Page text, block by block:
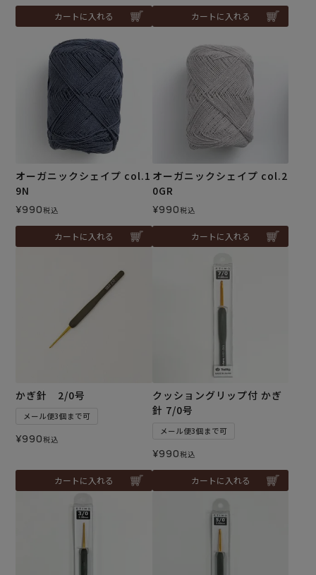
カートに入れる カートに入れる
オーガニックシェイプ col.1
9N
¥990税込
カートに入れる
オーガニックシェイプ col.2
0GR
¥990税込
カートに入れる
かぎ針 2/0号
メール便3個まで可
¥990税込
カートに入れる
クッショングリップ付 かぎ
針 7/0号
メール便3個まで可
¥990税込
カートに入れる